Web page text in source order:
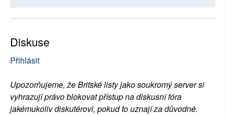
Diskuse
Přihlásit
Upozorňujeme, že Britské listy jako soukromý server si
vyhrazují právo blokovat přístup na diskusní fóra
jakémukoliv diskutérovi, pokud to uznají za důvodné.